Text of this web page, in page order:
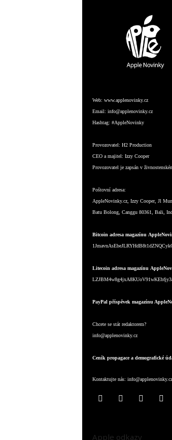
Web: www.applenovinky.cz
Email: info@applenovinky.cz
Hashtag: #AppleNovinky
Provozovatel: H2 Production
CEO a majitel: Izzy Cooper
Provozovatel je zapsán v
Poštovní adresa:
AppleNovinky.cz, Izzy Cooper, Jl
Batu Bolong, Canggu 80361, Bali,
Bitcoin adresa magazínu
Litecoin adresa magazínu
PayPal příspěvek magazínu
Chcete se stát redaktorem?
info@applenovinky.cz
Ceník propagace a demografické
Kontaktujte nás: info@applenovinky.cz
Apple odkazy